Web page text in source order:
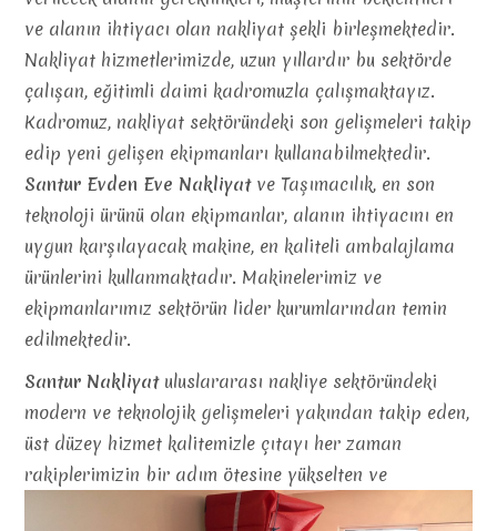
ve alanın ihtiyacı olan nakliyat şekli birleşmektedir.
Nakliyat hizmetlerimizde, uzun yıllardır bu sektörde
çalışan, eğitimli daimi kadromuzla çalışmaktayız.
Kadromuz, nakliyat sektöründeki son gelişmeleri takip
edip yeni gelişen ekipmanları kullanabilmektedir.
Santur Evden Eve Nakliyatve Taşımacılık, en son
teknoloji ürünü olan ekipmanlar, alanın ihtiyacını en
uygun karşılayacak makine, en kaliteli ambalajlama
ürünlerini kullanmaktadır. Makinelerimiz ve
ekipmanlarımız sektörün lider kurumlarından temin
edilmektedir.
Santur Nakliyatuluslararası nakliye sektöründeki
modern ve teknolojik gelişmeleri yakından takip eden,
üst düzey hizmet kalitemizle çıtayı her zaman
rakiplerimizin bir adım ötesine yükselten ve